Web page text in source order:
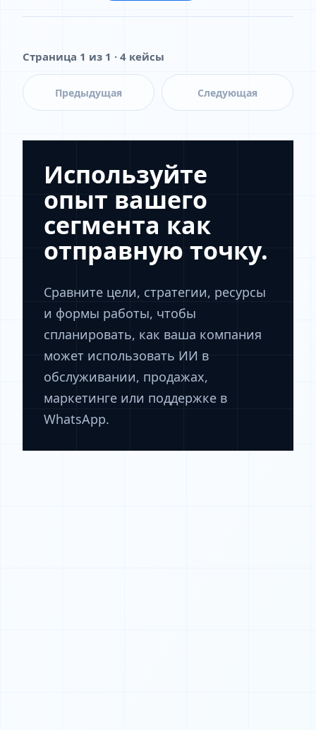
Страница 1 из 1 · 4 кейсы
Предыдущая Следующая
Используйте
опыт вашего
сегмента как
отправную точку.
Сравните цели, стратегии, ресурсы
и формы работы, чтобы
спланировать, как ваша компания
может использовать ИИ в
обслуживании, продажах,
маркетинге или поддержке в
WhatsApp.